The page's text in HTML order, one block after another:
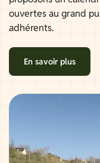
ouvertes au grand
adhérents.
En savoir plus